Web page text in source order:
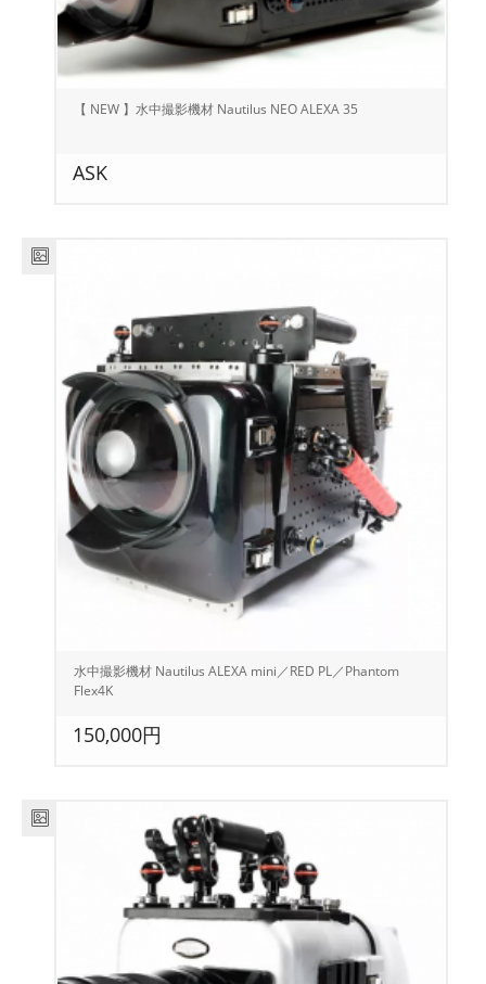
【 NEW 】水中撮影機材 Nautilus NEO ALEXA 35
ASK
水中撮影機材 Nautilus ALEXA mini／RED PL／Phantom
Flex4K
150,000円